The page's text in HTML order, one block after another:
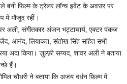
बनी फिल्म के ट्रेलर लॉन्च इवेंट के अवसर पर
में मौजूद रहीं।
अली, संगीतकार अंजन भट्टाचार्य, एक्टर पंकज
ज़ैद, आनंद, लियाकत, संतोख सिंह सहित सभी
अदा किया। ज़ुल्फ़ी सय्यद, शावर अली ने बताया
हैं।
चौधरी ने बताया कि अजय वर्धन फ़िल्म में